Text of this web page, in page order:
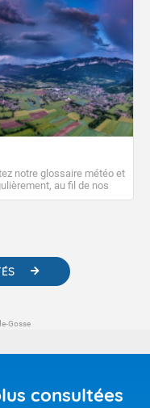
notre glossaire météo et
au fil de nos
liens utiles vers nos
Gosse
consultées